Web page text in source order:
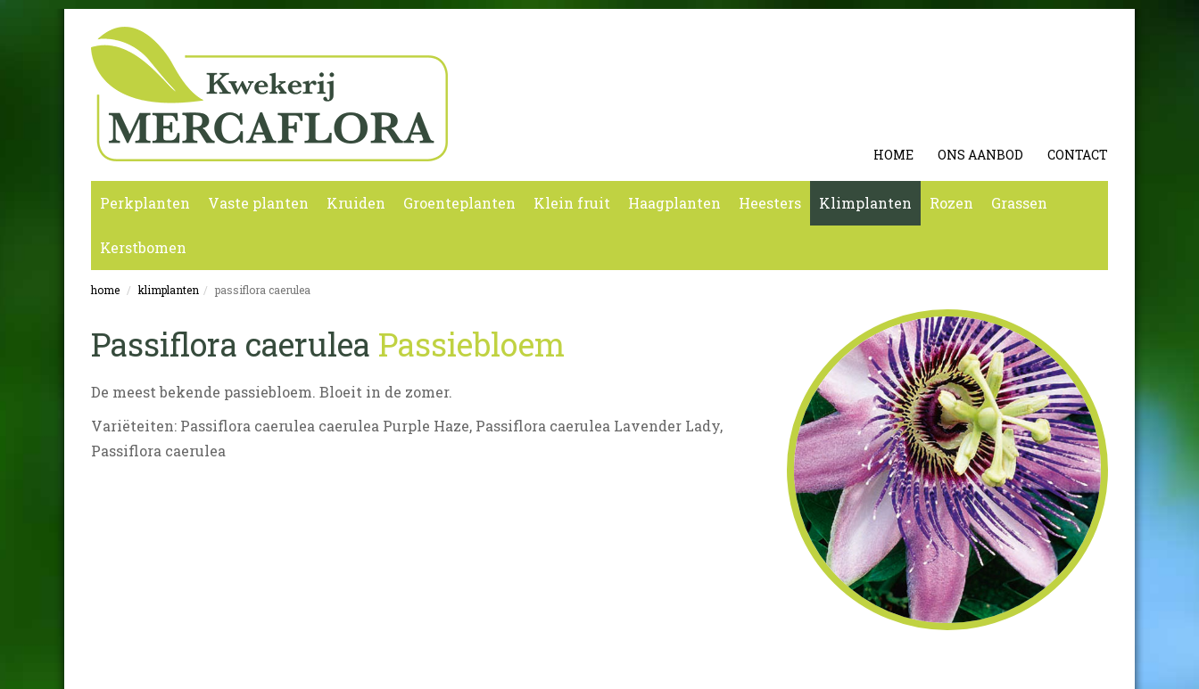
HOME ONS AANBOD CONTACT
Perkplanten Vaste planten Kruiden Groenteplanten Klein fruit Haagplanten Heesters Klimplanten Rozen Grassen
Kerstbomen
home klimplanten passiflora caerulea
Passiflora caerulea Passiebloem
De meest bekende passiebloem. Bloeit in de zomer.
Variëteiten: Passiflora caerulea caerulea Purple Haze, Passiflora caerulea Lavender Lady,
Passiflora caerulea